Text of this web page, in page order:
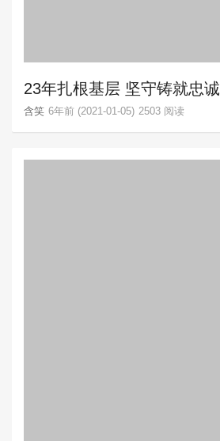
23年扎根基层 坚守铸就忠诚
含笑 6年前 (2021-01-05) 2503 阅读